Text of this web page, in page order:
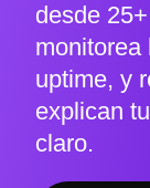
desde
monitorea
uptime, y
explican
claro.